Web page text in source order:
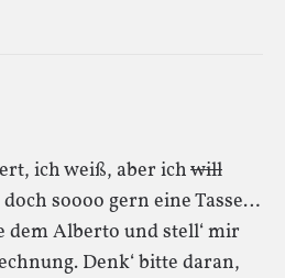
ich weiß, aber ichwill
soooo gern eine Tasse…
dem Alberto und stell‘ mir
Denk‘ bitte daran,